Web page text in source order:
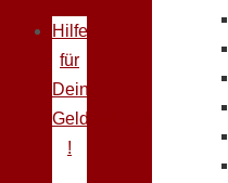
Hilfe
für
Deine
Geldprobleme
!